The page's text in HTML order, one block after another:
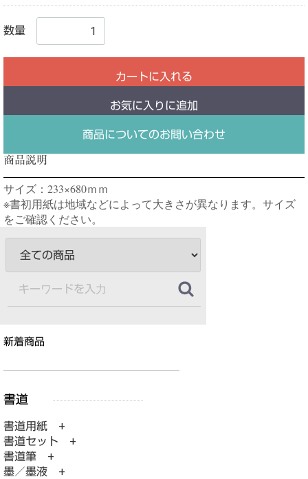
数量
カートに入れる
お気に入りに追加
商品についてのお問い合わせ
商品説明
サイズ：233×680ｍｍ
※書初用紙は地域などによって大きさが異なります。サイズ
をご確認ください。
新着商品
書道用紙 +
書道セット +
書道筆 +
墨／墨液 +